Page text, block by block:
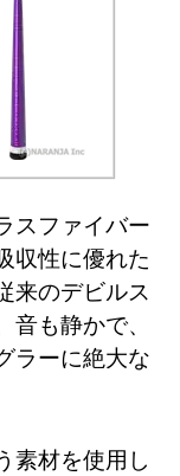
スファイバー
収性に優れた
来のデビルス
も静かで、
ラーに絶大な
素材を使用し